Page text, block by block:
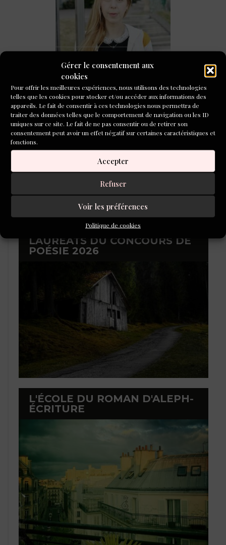
Gérer le consentement aux
cookies
Pour offrir les meilleures expériences, nous utilisons des technologies
telles que les cookies pour stocker et/ou accéder aux informations des
appareils. Le fait de consentir à ces technologies nous permettra de
traiter des données telles que le comportement de navigation ou les ID
uniques sur ce site. Le fait de ne pas consentir ou de retirer son
consentement peut avoir un effet négatif sur certaines caractéristiques et
fonctions.
Accepter
Refuser
Voir les préférences
Politique de cookies
CONCOURS DE NOUVELLES
2026
LAURÉATS DU CONCOURS DE
POÉSIE 2026
L'ÉCOLE DU ROMAN D'ALEPH-
ÉCRITURE